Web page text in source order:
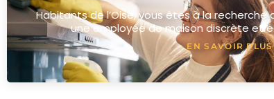
Habitants de l’Oise, vous êtes à la recherche
une employée de maison discrète et
EN SAVOIR PLUS